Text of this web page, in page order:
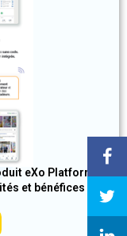
eXo Platform
et bénéfices